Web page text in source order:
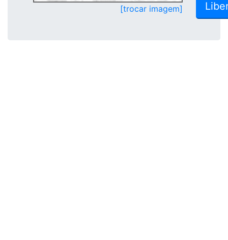
[trocar imagem]